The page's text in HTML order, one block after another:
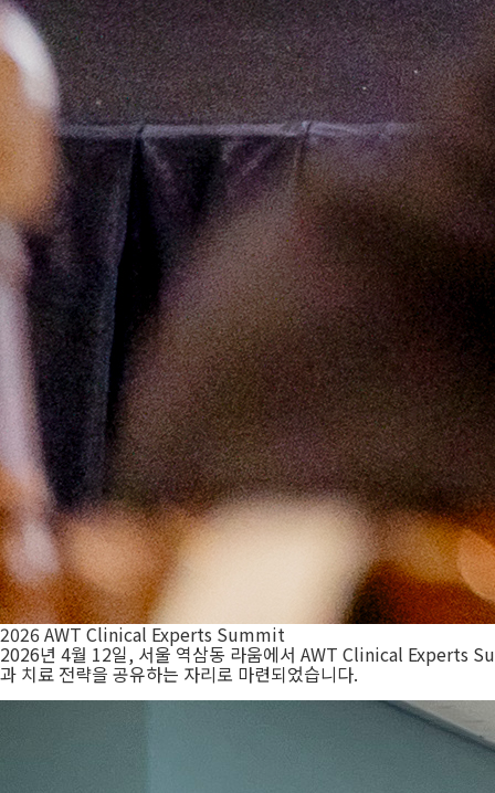
2026 AWT Clinical Experts Summit
2026년 4월 12일, 서울 역삼동 라움에서 AWT Clinical Experts
과 치료 전략을 공유하는 자리로 마련되었습니다.